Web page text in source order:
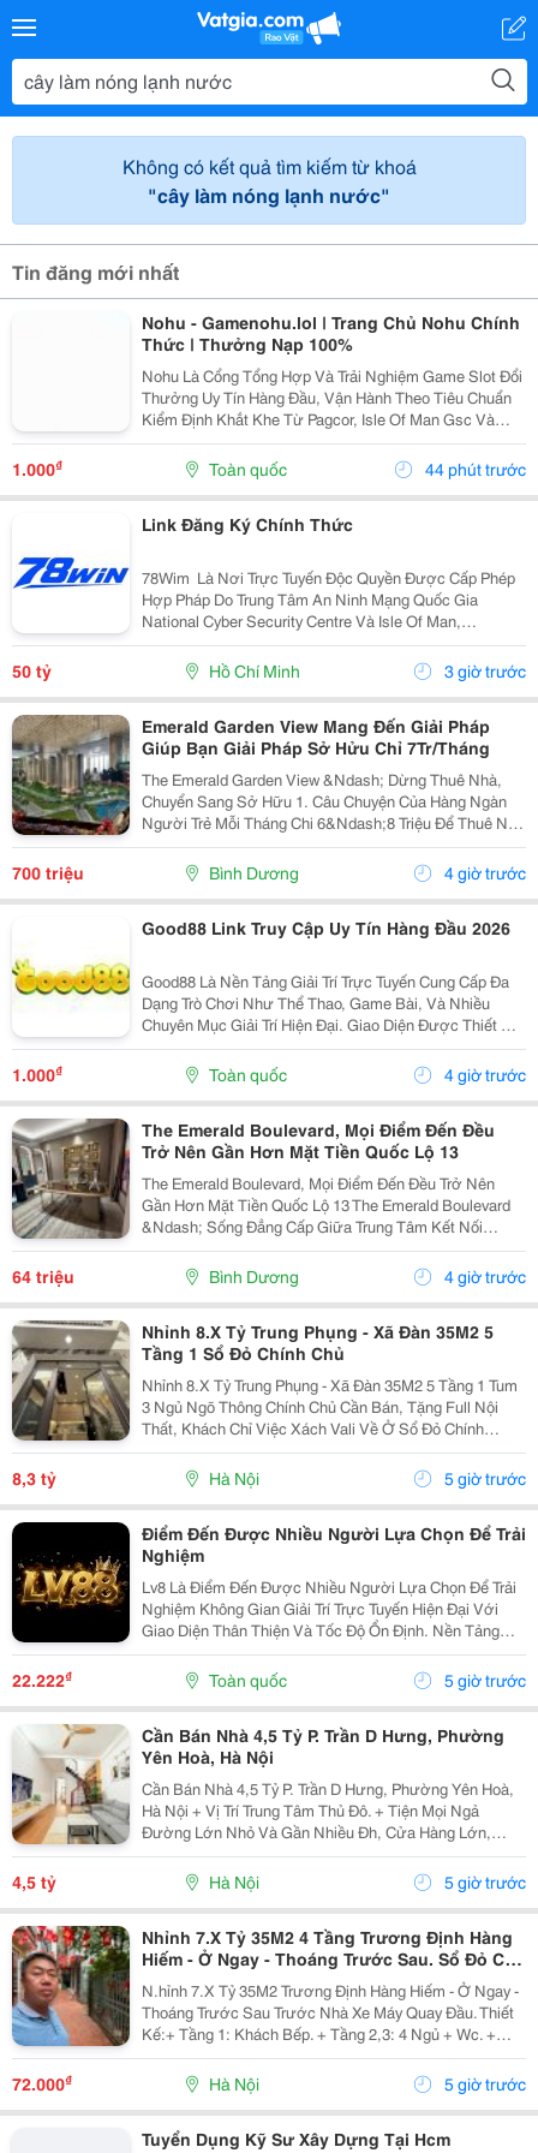
Không có kết quả tìm kiếm từ khoá
"cây làm nóng lạnh nước"
Tin đăng mới nhất
Nohu - Gamenohu.lol | Trang Chủ Nohu Chính
Thức | Thưởng Nạp 100%
Nohu Là Cổng Tổng Hợp Và Trải Nghiệm Game Slot Đổi
Thưởng Uy Tín Hàng Đầu, Vận Hành Theo Tiêu Chuẩn
Kiểm Định Khắt Khe Từ Pagcor, Isle Of Man Gsc Và
Curacao Egaming. Tích Hợp Chứng Nhận Bảo Mật
Geotrust Giao Thức Ssl 256-Bit, Trang Web
Gamenohu.lol...
1.000₫ Toàn quốc 44 phút trước
Link Đăng Ký Chính Thức
78Wim ⁠ Là Nơi Trực Tuyến Độc Quyền Được Cấp Phép
Hợp Pháp Do Trung Tâm An Ninh Mạng Quốc Gia
National Cyber Security Centre Và Isle Of Man,
Cagayan,Và Pagcor Cấp Phép. Những Giấy Phép Khẳng
Định Sân Chơi Này An Toàn Và Minh Bạch Thu Hút Hơn
10 Triệu...
50 tỷ Hồ Chí Minh 3 giờ trước
Emerald Garden View Mang Đến Giải Pháp
Giúp Bạn Giải Pháp Sở Hửu Chỉ 7Tr/Tháng
The Emerald Garden View &Ndash; Dừng Thuê Nhà,
Chuyển Sang Sở Hữu 1. Câu Chuyện Của Hàng Ngàn
Người Trẻ Mỗi Tháng Chi 6&Ndash;8 Triệu Để Thuê Nhà
Nhưng Tài Sản Vẫn Là Con Số 0. Emerald Garden View
Mang Đến Giải Pháp Giúp Bạn Chuyển Tiền Thuê Nhà...
700 triệu Bình Dương 4 giờ trước
Good88 Link Truy Cập Uy Tín Hàng Đầu 2026
Good88 Là Nền Tảng Giải Trí Trực Tuyến Cung Cấp Đa
Dạng Trò Chơi Như Thể Thao, Game Bài, Và Nhiều
Chuyên Mục Giải Trí Hiện Đại. Giao Diện Được Thiết Kế
Trực Quan, Thân Thiện Với Người Dùng Trên Cả Điện
Thoại Và Máy Tính. Hệ Thống Bảo Mật Hiện Đại...
1.000₫ Toàn quốc 4 giờ trước
The Emerald Boulevard, Mọi Điểm Đến Đều
Trở Nên Gần Hơn Mặt Tiền Quốc Lộ 13
The Emerald Boulevard, Mọi Điểm Đến Đều Trở Nên
Gần Hơn Mặt Tiền Quốc Lộ 13 The Emerald Boulevard
&Ndash; Sống Đẳng Cấp Giữa Trung Tâm Kết Nối
Tp.hcm Bạn Đang Tìm Một Căn Hộ Vừa Để Ở, Vừa Có
Tiềm Năng Đầu Tư Mạnh? The Emerald Boulevard
Chính Là...
64 triệu Bình Dương 4 giờ trước
Nhỉnh 8.X Tỷ Trung Phụng - Xã Đàn 35M2 5
Tầng 1 Sổ Đỏ Chính Chủ
Nhỉnh 8.X Tỷ Trung Phụng - Xã Đàn 35M2 5 Tầng 1 Tum
3 Ngủ Ngõ Thông Chính Chủ Cần Bán, Tặng Full Nội
Thất, Khách Chỉ Việc Xách Vali Về Ở Sổ Đỏ Chính
Chủ(Nói Không Với Quy Hoạch) Mr Cường 0936161345
8,3 tỷ Hà Nội 5 giờ trước
Điểm Đến Được Nhiều Người Lựa Chọn Để Trải
Nghiệm
Lv8 Là Điểm Đến Được Nhiều Người Lựa Chọn Để Trải
Nghiệm Không Gian Giải Trí Trực Tuyến Hiện Đại Với
Giao Diện Thân Thiện Và Tốc Độ Ổn Định. Nền Tảng
Cung Cấp Đa Dạng Trò Chơi, Cập Nhật Thường Xuyên,
Hỗ Trợ Trên Nhiều Thiết Bị Và Mang Đến Trải Nghiệm...
22.222₫ Toàn quốc 5 giờ trước
Cần Bán Nhà 4,5 Tỷ P. Trần D Hưng, Phường
Yên Hoà, Hà Nội
Cần Bán Nhà 4,5 Tỷ P. Trần D Hưng, Phường Yên Hoà,
Hà Nội + Vị Trí Trung Tâm Thủ Đô. + Tiện Mọi Ngả
Đường Lớn Nhỏ Và Gần Nhiều Đh, Cửa Hàng Lớn,
V.v... + Diện Tích Gia Đình Sử Dụng Tất Được Là 95 M2.
+ Ô-Tô Vào Cửa, Nhà Có 2 Tầng. + Sổ Đỏ Chính...
4,5 tỷ Hà Nội 5 giờ trước
Nhỉnh 7.X Tỷ 35M2 4 Tầng Trương Định Hàng
Hiếm - Ở Ngay - Thoáng Trước Sau. Sổ Đỏ Cất
Két
N.hỉnh 7.X Tỷ 35M2 Trương Định Hàng Hiếm - Ở Ngay -
Thoáng Trước Sau Trước Nhà Xe Máy Quay Đầu. Thiết
Kế:+ Tầng 1: Khách Bếp. + Tầng 2,3: 4 Ngủ + Wc. +
Tầng 4: Phòng Thờ Sân Phơi Rộng Rãi. + Gần Trường,
Gần Chợ + Giao Thông Thuận Tiện. Sổ Đỏ...
72.000₫ Hà Nội 5 giờ trước
Tuyển Dụng Kỹ Sư Xây Dựng Tại Hcm